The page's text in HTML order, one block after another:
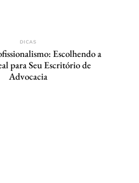
DICAS
Escolhendo a
para Seu Escritório de
Advocacia